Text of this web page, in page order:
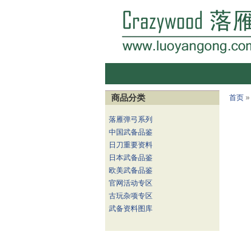
商品分类
落雁弹弓系列
中国武备品鉴
日刀重要资料
日本武备品鉴
欧美武备品鉴
官网活动专区
古玩杂项专区
武备资料图库
首页 »